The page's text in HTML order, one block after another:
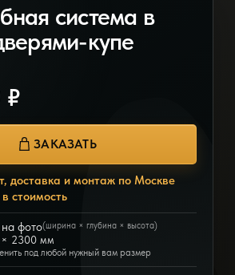
система в
купе
₽
ЗАКАЗАТЬ
доставка и монтаж по Москве
стоимость
фото(ширина × глубина × высота)
2300 мм
под любой нужный вам размер